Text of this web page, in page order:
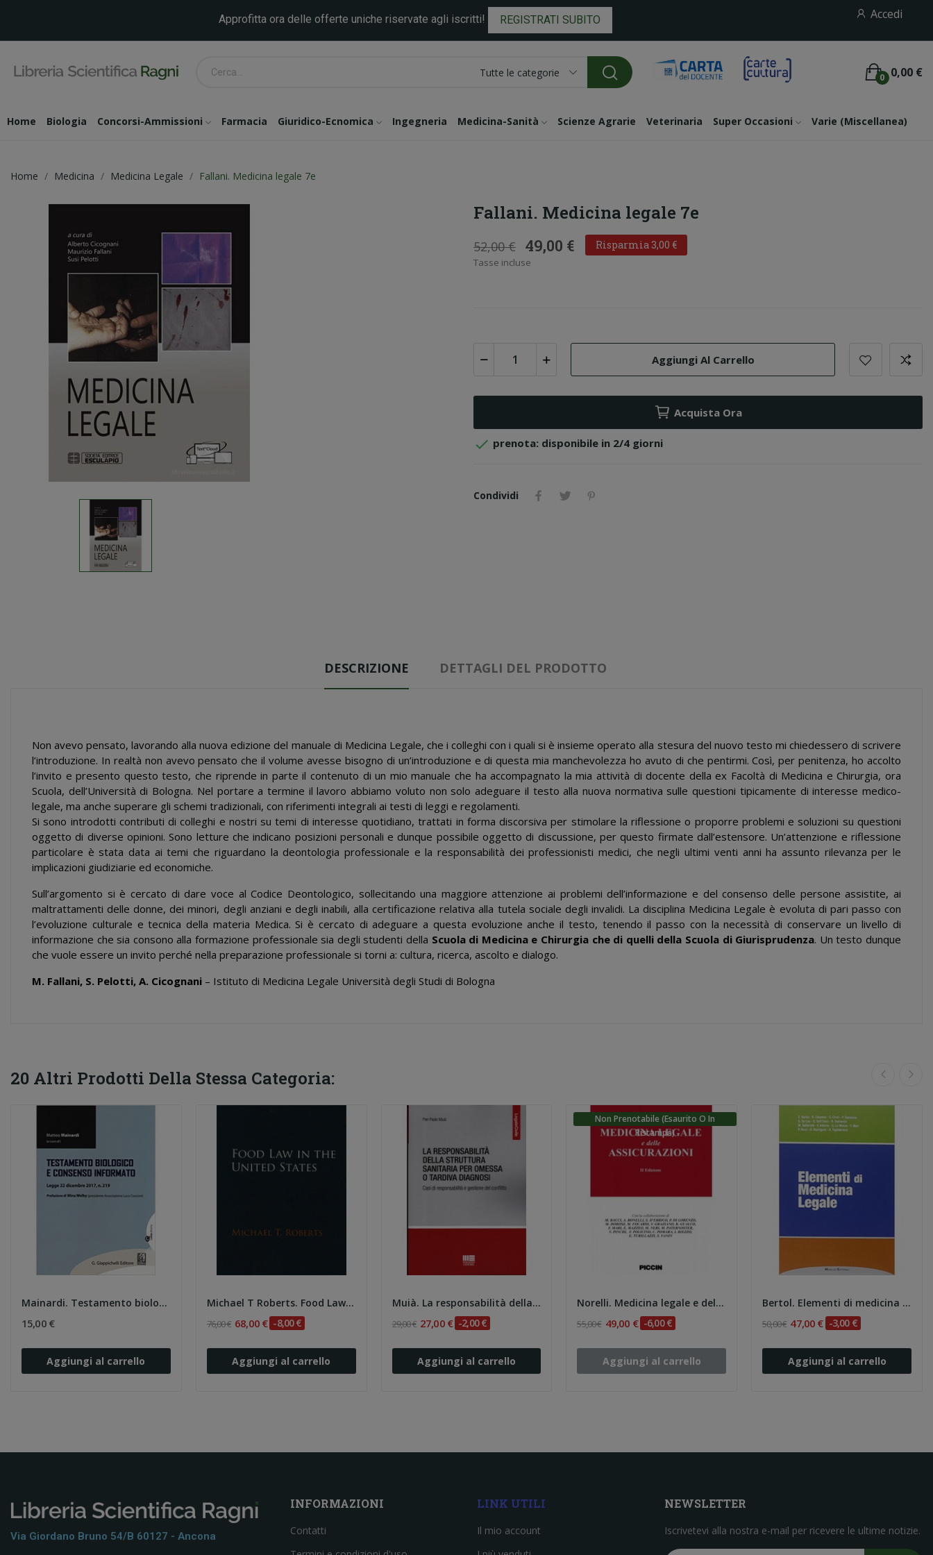
Approfitta ora delle offerte uniche riservate agli iscritti! REGISTRATI SUBITO Accedi
Tutte le categorie 0,00 €
0
Home Biologia Concorsi-Ammissioni Farmacia Giuridico-Ecnomica Ingegneria Medicina-Sanità Scienze Agrarie Veterinaria Super Occasioni Varie (miscellanea)
Home Medicina Medicina Legale Fallani. Medicina legale 7e
Fallani. Medicina legale 7e
52,00 € 49,00 € Risparmia 3,00 €
Tasse incluse
Aggiungi Al Carrello
Acquista Ora
 prenota: disponibile in 2/4 giorni
Condividi
DESCRIZIONE DETTAGLI DEL PRODOTTO
Non avevo pensato, lavorando alla nuova edizione del manuale di Medicina Legale, che i colleghi con i quali si è insieme operato alla stesura del nuovo testo mi chiedessero di scrivere
l’introduzione. In realtà non avevo pensato che il volume avesse bisogno di un’introduzione e di questa mia manchevolezza ho avuto di che pentirmi. Così, per penitenza, ho accolto
l’invito e presento questo testo, che riprende in parte il contenuto di un mio manuale che ha accompagnato la mia attività di docente della ex Facoltà di Medicina e Chirurgia, ora
Scuola, dell’Università di Bologna. Nel portare a termine il lavoro abbiamo voluto non solo adeguare il testo alla nuova normativa sulle questioni tipicamente di interesse medico-
legale, ma anche superare gli schemi tradizionali, con riferimenti integrali ai testi di leggi e regolamenti.
Si sono introdotti contributi di colleghi e nostri su temi di interesse quotidiano, trattati in forma discorsiva per stimolare la riflessione o proporre problemi e soluzioni su questioni
oggetto di diverse opinioni. Sono letture che indicano posizioni personali e dunque possibile oggetto di discussione, per questo firmate dall’estensore. Un’attenzione e riflessione
particolare è stata data ai temi che riguardano la deontologia professionale e la responsabilità dei professionisti medici, che negli ultimi venti anni ha assunto rilevanza per le
implicazioni giudiziarie ed economiche.
Sull’argomento si è cercato di dare voce al Codice Deontologico, sollecitando una maggiore attenzione ai problemi dell’informazione e del consenso delle persone assistite, ai
maltrattamenti delle donne, dei minori, degli anziani e degli inabili, alla certificazione relativa alla tutela sociale degli invalidi. La disciplina Medicina Legale è evoluta di pari passo con
l’evoluzione culturale e tecnica della materia Medica. Si è cercato di adeguare a questa evoluzione anche il testo, tenendo il passo con la necessità di conservare un livello di
informazione che sia consono alla formazione professionale sia degli studenti della Scuola di Medicina e Chirurgia che di quelli della Scuola di Giurisprudenza. Un testo dunque
che vuole essere un invito perché nella preparazione professionale si torni a: cultura, ricerca, ascolto e dialogo.
M. Fallani, S. Pelotti, A. Cicognani – Istituto di Medicina Legale Università degli Studi di Bologna
20 Altri Prodotti Della Stessa Categoria:
Mainardi. Testamento biologico e consenso...
15,00 €
Aggiungi al carrello
Michael T Roberts. Food Law in the United States
76,00 € 68,00 € -8,00 €
Aggiungi al carrello
Muià. La responsabilità della struttura...
29,00 € 27,00 € -2,00 €
Aggiungi al carrello
Non Prenotabile (esaurito O In
Ristampa)
Norelli. Medicina legale e delle assicurazioni
55,00 € 49,00 € -6,00 €
Aggiungi al carrello
Bertol. Elementi di medicina legale
50,00 € 47,00 € -3,00 €
Aggiungi al carrello
Via Giordano Bruno 54/b 60127 - Ancona
INFORMAZIONI
Contatti
LINK UTILI
Il mio account
NEWSLETTER
Iscrivetevi alla nostra e-mail per ricevere le ultime notizie.